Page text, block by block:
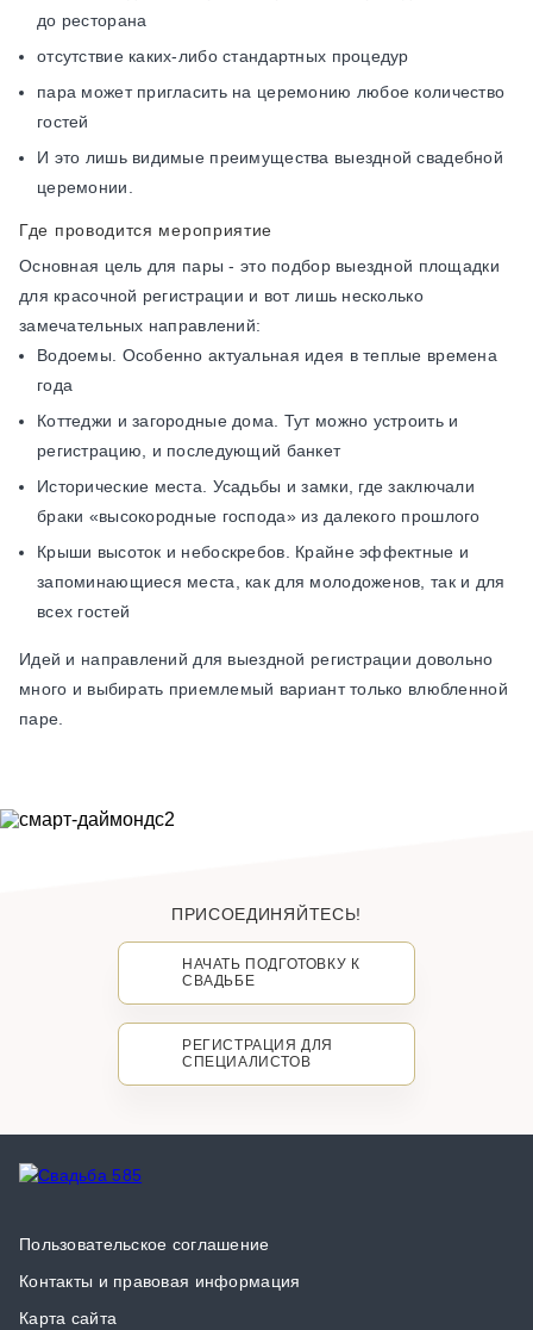
до ресторана
отсутствие каких-либо стандартных процедур
пара может пригласить на церемонию любое количество
гостей
И это лишь видимые преимущества выездной свадебной
церемонии.
Где проводится мероприятие
Основная цель для пары - это подбор выездной площадки
для красочной регистрации и вот лишь несколько
замечательных направлений:
Водоемы. Особенно актуальная идея в теплые времена
года
Коттеджи и загородные дома. Тут можно устроить и
регистрацию, и последующий банкет
Исторические места. Усадьбы и замки, где заключали
браки «высокородные господа» из далекого прошлого
Крыши высоток и небоскребов. Крайне эффектные и
запоминающиеся места, как для молодоженов, так и для
всех гостей
Идей и направлений для выездной регистрации довольно
много и выбирать приемлемый вариант только влюбленной
паре.
ПРИСОЕДИНЯЙТЕСЬ!
НАЧАТЬ ПОДГОТОВКУ К
СВАДЬБЕ
РЕГИСТРАЦИЯ ДЛЯ
СПЕЦИАЛИСТОВ
Пользовательское соглашение
Контакты и правовая информация
Карта сайта